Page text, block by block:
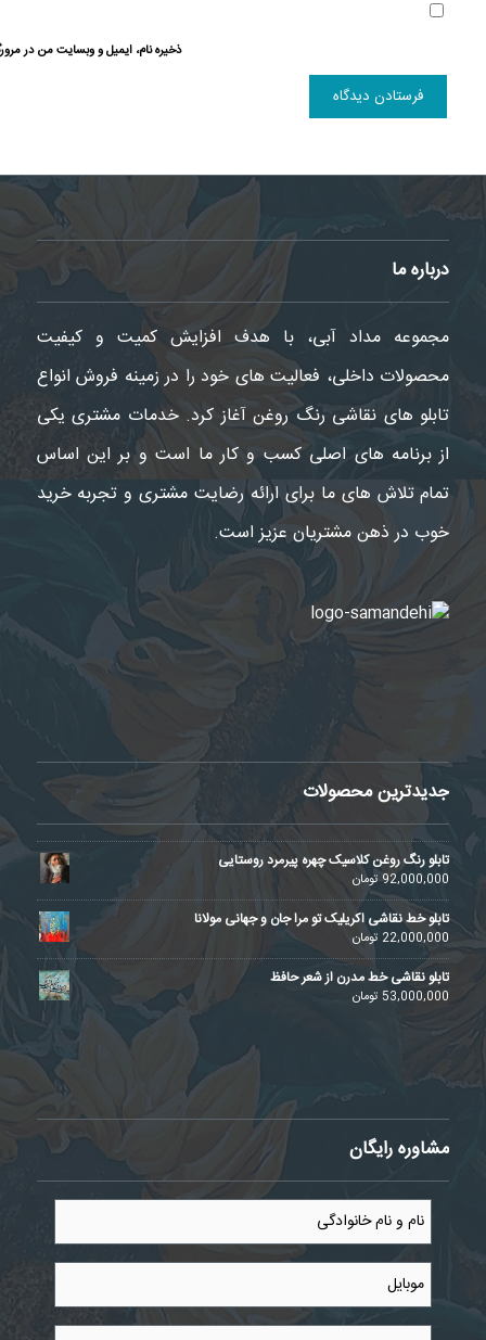
ذخیره نام، ایمیل و وبسایت من در
درباره ما
مجموعه مداد آبی، با هدف افزایش کمیت و کیفیت
محصولات داخلی، فعالیت های خود را در زمینه فروش انواع
تابلو های نقاشی رنگ روغن آغاز کرد. خدمات مشتری یکی
از برنامه های اصلی کسب و کار ما است و بر این اساس
تمام تلاش های ما برای ارائه رضایت مشتری و تجربه خرید
خوب در ذهن مشتریان عزیز است.
جدیدترین محصولات
تابلو رنگ روغن کلاسیک چهره پیرمرد روستایی
92,000,000تومان
تابلو خط نقاشی اکریلیک تو مرا جان و جهانی مولانا
22,000,000 تومان
تابلو نقاشی خط مدرن از شعر حافظ
53,000,000 تومان
مشاوره رایگان
نام
نام
خانوادگی
موبایل